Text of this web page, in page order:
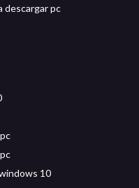
descargar pc
10